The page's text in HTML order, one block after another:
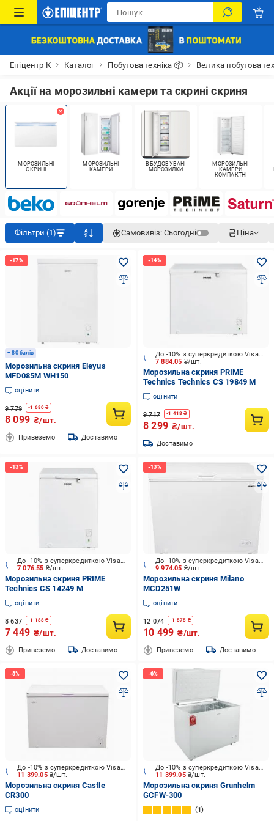
Епіцентр К Каталог Побутова техніка 📦 Велика побутова
Акції на морозильні камери та скрині скриня
МОРОЗИЛЬНІ
СКРИНІ
МОРОЗИЛЬНІ
КАМЕРИ
ВБУДОВУВАНІ
МОРОЗИЛКИ
МОРОЗИЛЬНІ
КАМЕРИ
КОМПАКТНІ
Фільтри (1) Самовивіз: Сьогодні Ціна
+ 80 балів
Морозильна скриня Eleyus
MFD085M WH150
оцінити
9 779 -1 680 ₴
8 099 ₴/шт.
Привеземо Доставимо
7 884.05 ₴/шт.
До -10% з суперкредиткою Visa Вигода
Морозильна скриня PRIME
Technics Technics CS 19849 M
оцінити
9 717 -1 418 ₴
8 299 ₴/шт.
Доставимо
7 076.55 ₴/шт.
До -10% з суперкредиткою Visa Вигода
Морозильна скриня PRIME
Technics CS 14249 M
оцінити
8 637 -1 188 ₴
7 449 ₴/шт.
Привеземо Доставимо
9 974.05 ₴/шт.
До -10% з суперкредиткою Visa Вигода
Морозильна скриня Milano
MCD251W
оцінити
12 074 -1 575 ₴
10 499 ₴/шт.
Привеземо Доставимо
11 399.05 ₴/шт.
До -10% з суперкредиткою Visa Вигода
Морозильна скриня Castle
CR300
оцінити
11 399.05 ₴/шт.
До -10% з суперкредиткою Visa Вигода
Морозильна скриня Grunhelm
GCFW-300
1